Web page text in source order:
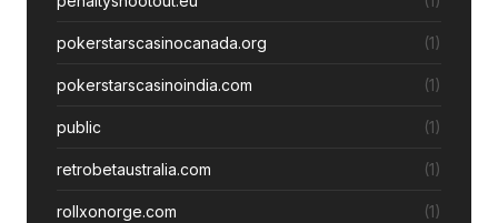
pokerstarscasinocanada.org (1)
pokerstarscasinoindia.com (1)
public (1)
retrobetaustralia.com (1)
rollxonorge.com (1)